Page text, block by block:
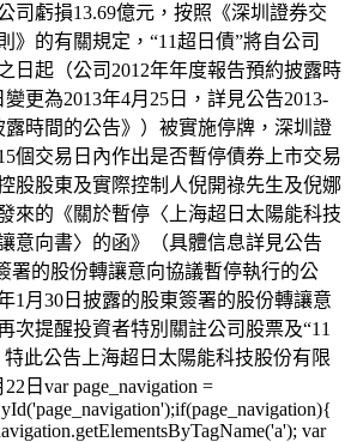
司虧損13.69億元，按照《深圳證券交
》的有關規定，“11超日債”將自公司
日起（公司2012年年度報告預約披露時
變更為2013年4月25日，詳見公告2013-
露時間的公告》）被實施停牌，深圳證
個交易日內作出是否暫停債券上市交易
股股東及實際控制人倪開祿先生及倪娜
來的《關於暫停〈上海超日太陽能科技
意向書〉的函》（具體信息詳見公告
署的股份轉讓意向協議暫停執行的公
1月30日披露的股東簽署的股份轉讓意
次提醒投資者特別關註公司股票及“11
此公告上海超日太陽能科技股份有限
日var page_navigation =
var